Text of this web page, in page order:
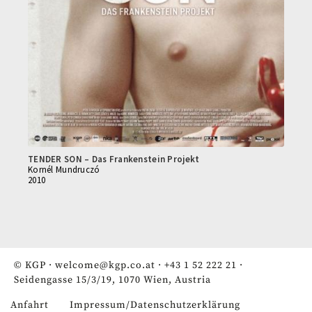
TENDER SON – Das Frankenstein Projekt
Kornél Mundruczó
2010
© KGP · welcome@kgp.co.at · +43 1 52 222 21 ·
Seidengasse 15/3/19, 1070 Wien, Austria
Anfahrt Impressum/Datenschutzerklärung